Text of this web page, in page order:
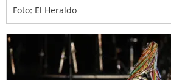
Foto: El Heraldo